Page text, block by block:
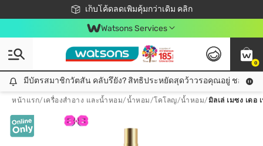
เก็บโค้ดลดเพิ่มคุ้มกว่าเดิม คลิก
ชอปออนไลน์ครั้งแรก ลดเพิ่มจุก ๆ 10%! 🎉
📦ส่งฟรี! เมื่อชอป 499฿
สมาชิกวัตสัน คลับดียังไง?
Watsons Services
0
มีบัตรสมาชิกวัตสัน คลับรึยัง? สิทธิประหยัดสุดว้าวรอคุณอยู่ ชอปคุ้มกว่าเดิม คลิก!
มีบัตรสมาชิกวัตสัน คลับรึยัง? สิทธิประหยัดสุดว้าวรอคุณอยู่ ชอปคุ้มก
หน้าแรก/ เครื่องสำอาง และน้ำหอม/น้ำหอม/โคโลญ/น้ำหอม/มิลเล่ เมซง เดอ